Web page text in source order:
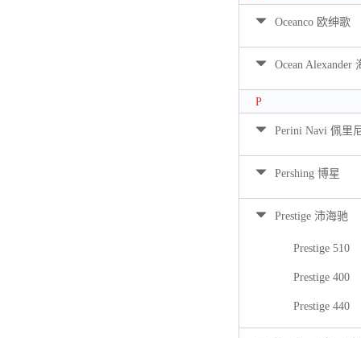
Oceanco 欧绅歌
Ocean Alexander
P
Perini Navi 佩里
Pershing 博星
Prestige 沛海驰
Prestige 510
Prestige 400
Prestige 440